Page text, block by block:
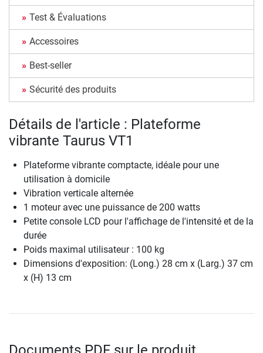
Test & Évaluations
Accessoires
Best-seller
Sécurité des produits
Détails de l'article : Plateforme
vibrante Taurus VT1
Plateforme vibrante comptacte, idéale pour une
utilisation à domicile
Vibration verticale alternée
1 moteur avec une puissance de 200 watts
Petite console LCD pour l'affichage de l'intensité et de la
durée
Poids maximal utilisateur : 100 kg
Dimensions d'exposition: (Long.) 28 cm x (Larg.) 37 cm
x (H) 13 cm